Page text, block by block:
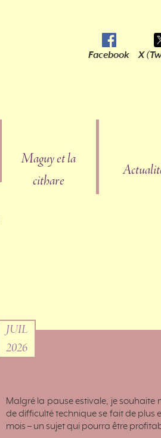
Facebook X
Maguy et la
cithare
JUIL
2026
Malgré la pause estivale, je
de difficulté technique se fait de plus
mois – un sujet qui pourra être